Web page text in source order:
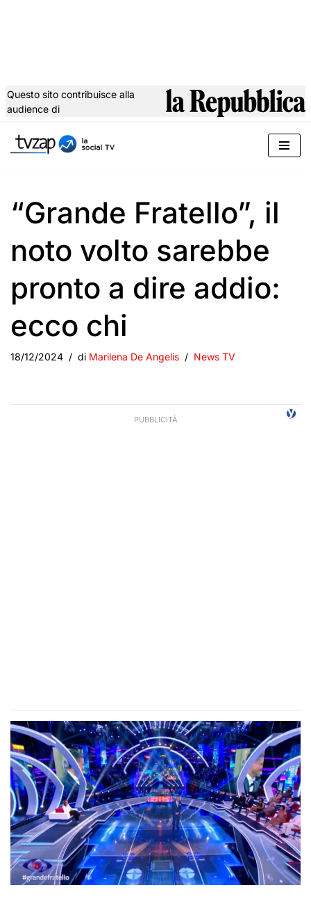
al
Questo sito contribuisce alla
audience di
“Grande Fratello”, il
noto volto sarebbe
pronto a dire addio:
ecco chi
18/12/2024 di Marilena De Angelis News TV